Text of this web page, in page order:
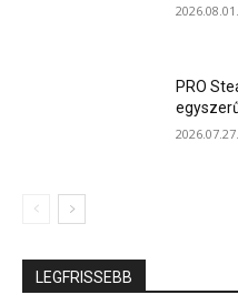
2026.08.01.
PRO
2026.07.27.
LEGFRISSEBB